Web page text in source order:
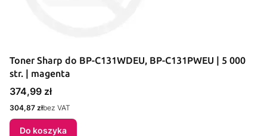
Toner Sharp do BP-C131WDEU, BP-C131PWEU | 5 000
str. | magenta
Cena
374,99 zł
Cena
304,87 złbez VAT
Do koszyka